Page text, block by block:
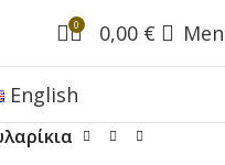
0 0,00 €
English